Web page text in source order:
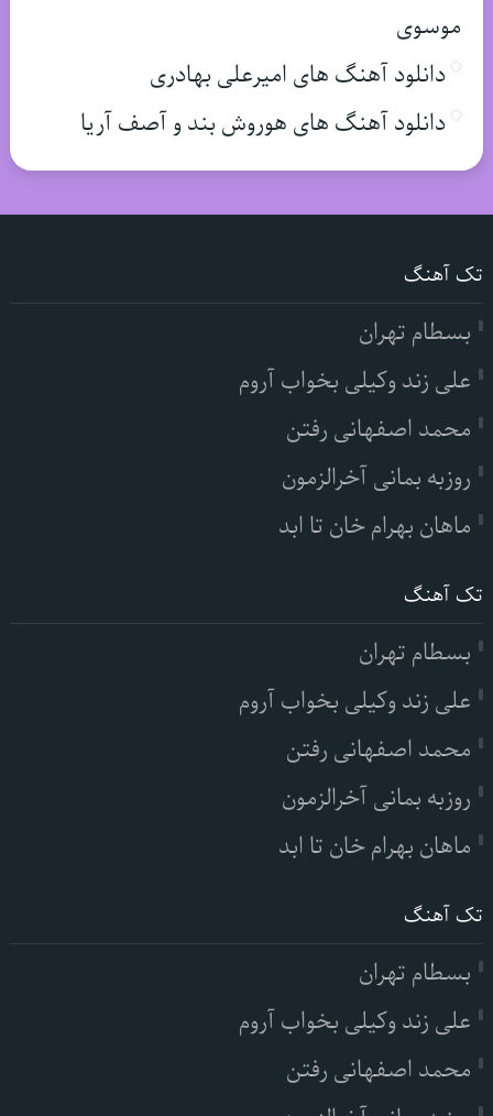
موسوی
دانلود آهنگ های امیرعلی بهادری
دانلود آهنگ های هوروش بند و آصف آریا
تک آهنگ
بسطام تهران
علی زند وکیلی بخواب آروم
محمد اصفهانی رفتن
روزبه بمانی آخرالزمون
ماهان بهرام خان تا ابد
تک آهنگ
بسطام تهران
علی زند وکیلی بخواب آروم
محمد اصفهانی رفتن
روزبه بمانی آخرالزمون
ماهان بهرام خان تا ابد
تک آهنگ
بسطام تهران
علی زند وکیلی بخواب آروم
محمد اصفهانی رفتن